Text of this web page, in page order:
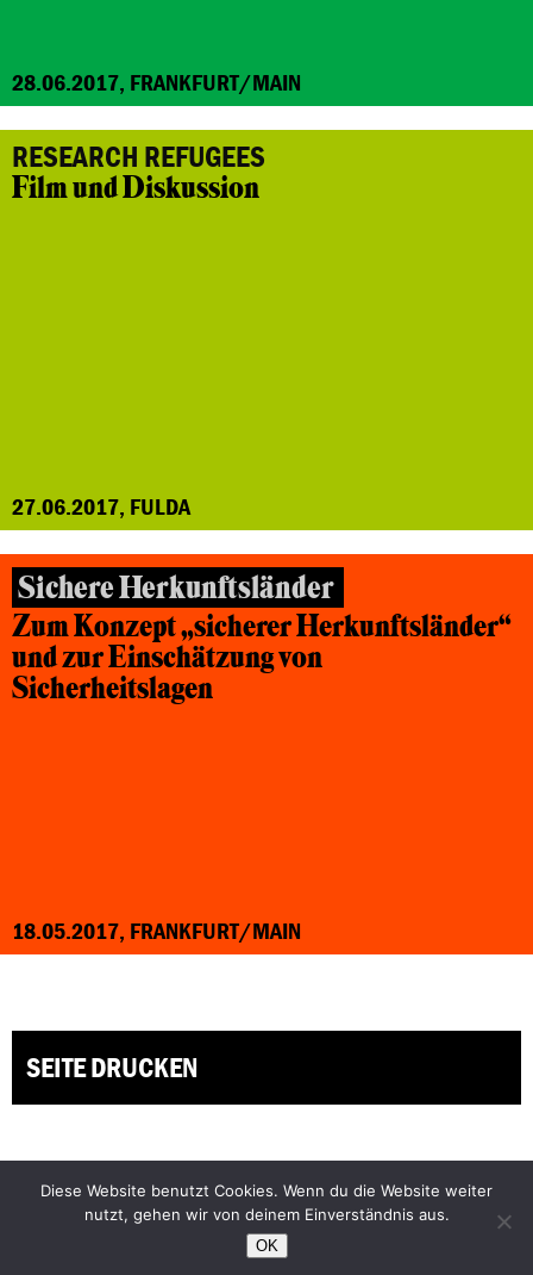
28.06.2017, FRANKFURT/MAIN
RESEARCH REFUGEES
Film und Diskussion
27.06.2017, FULDA
Sichere Herkunftsländer
Zum Konzept „sicherer Herkunftsländer“
und zur Einschätzung von
Sicherheitslagen
18.05.2017, FRANKFURT/MAIN
SEITE DRUCKEN
Facebook
Bluesky
Instagram
Diese Website benutzt Cookies. Wenn du die Website weiter
nutzt, gehen wir von deinem Einverständnis aus.
OK